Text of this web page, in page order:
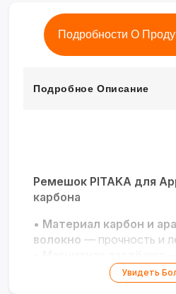
Подробности О
Подробное Описание
Ремешок PITAKA для
карбона
• Материал карбон и
волокно — прочность и
фиксация и удобство
Универсальность—
Увидеть